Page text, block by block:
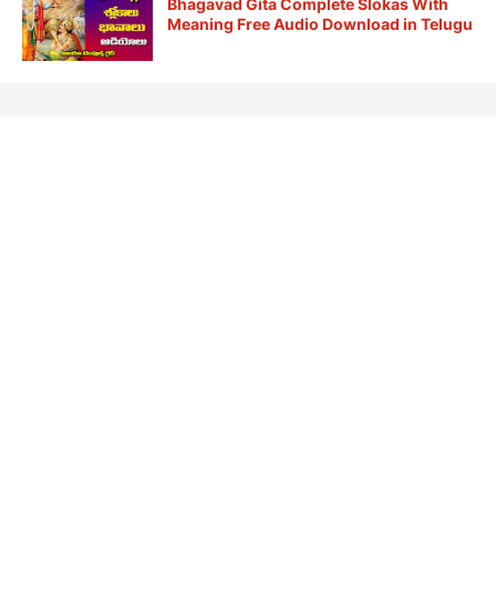
Meaning Free Audio Download in Telugu